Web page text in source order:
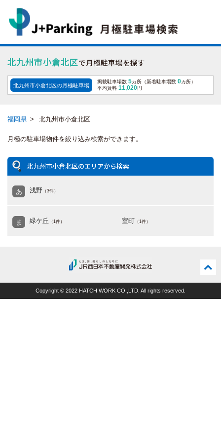
北九州市小倉北区で月極駐車場を探す
北九州市小倉北区の月極駐車場
掲載駐車場数 5カ所（新着駐車場数 0カ所）
平均賃料 11,020円
福岡県 > 北九州市小倉北区
月極の駐車場物件を絞り込み検索ができます。
北九州市小倉北区のエリアから検索
あ 浅野 （3件）
ま 緑ケ丘 （1件） 室町 （1件）
先頭
Copyright © 2022 HATCH WORK CO.,LTD. All rights reserved.